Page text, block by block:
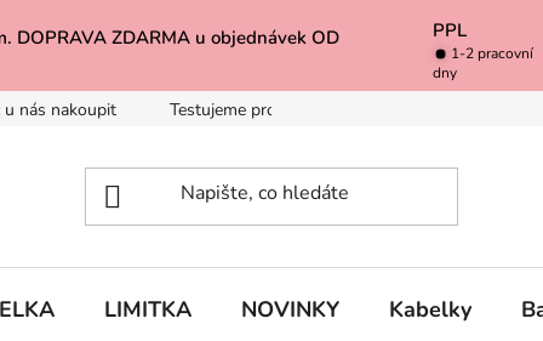
DOPRAVA ZDARMA u objednávek OD PPL
1-2 pracovní
dny
u nás nakoupit Testujeme pro Vás
LIMITKA NOVINKY Kabelky